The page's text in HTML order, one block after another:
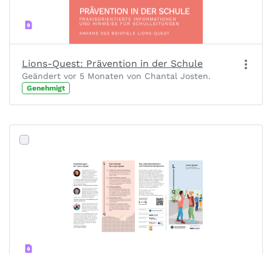
Lions-Quest: Prävention in der Schule
Geändert vor 5 Monaten von Chantal Josten.
Genehmigt